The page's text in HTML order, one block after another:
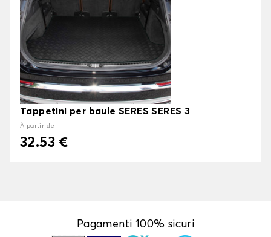
Tappetini per baule SERES SERES 3
À partir de
32.53 €
Pagamenti 100% sicuri